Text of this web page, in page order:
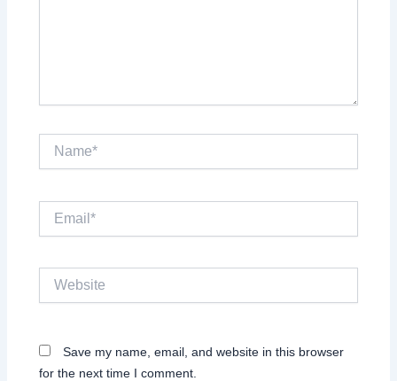
Name*
Website
Save my name, email, and website in this browser
for the next time I comment.